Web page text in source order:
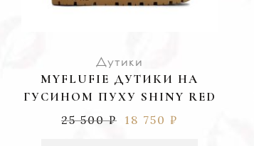
Дутики
MYFLUFIE ДУТИКИ НА
ГУСИНОМ ПУХУ SHINY RED
25 500₽ 18 750 ₽